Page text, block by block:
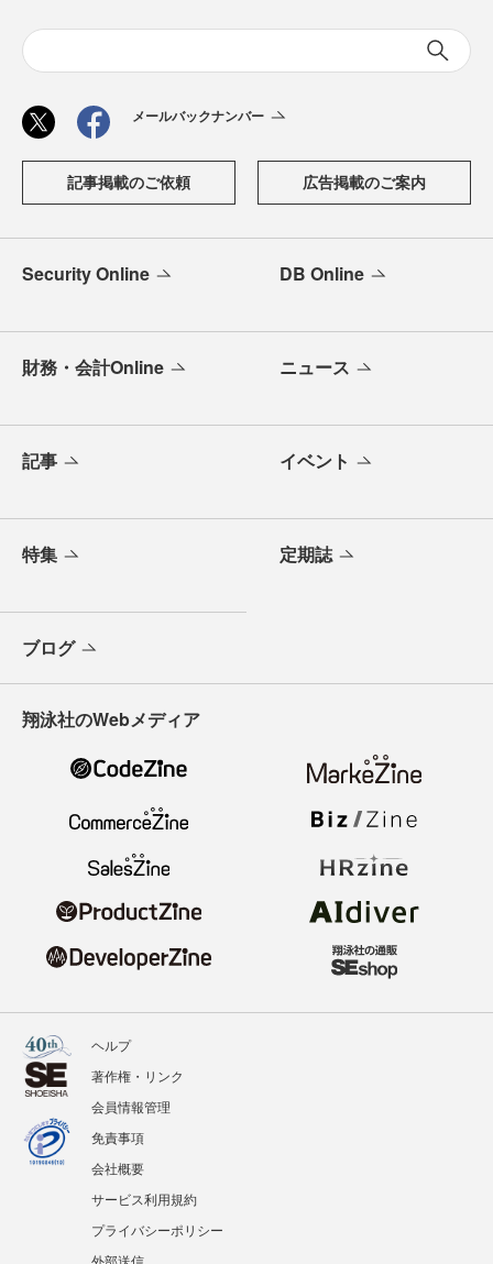
メールバックナンバー
記事掲載のご依頼 広告掲載のご案内
Security Online DB Online
財務・会計Online ニュース
記事 イベント
特集 定期誌
ブログ
翔泳社のWebメディア
ヘルプ
著作権・リンク
会員情報管理
免責事項
会社概要
サービス利用規約
プライバシーポリシー
外部送信